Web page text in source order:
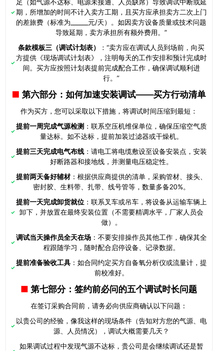
足（如气源不达标、电源未接通、人员缺席）导致调试中断或延
期，所增加的时间不计入卖方工期，且买方应承担卖方二次上门
的差旅费（标准为______元/天）。如因卖方设备质量或技术问题
导致延期，卖方承担所有额外费用。”
条款模板三（调试计划表）
：“卖方应在调试人员到场前，向买
方提供《现场调试计划表》，注明每天的工作安排和预计完成时
间。买方应按照计划表提前完成配合工作，确保调试顺利进
行。”
第六部分：如何加速安装调试——买方行动清单
作为买方，您可以采取以下措施，将调试时间压缩到最短：
提前一周完成气源检测 ：联系空压机维保单位，确保压缩空气质
量达标。如不达标，提前加装过滤器或干燥机。
提前三天完成电气布线：请电工将电缆敷设至设备安装点，安装
好断路器和接地线，并测量电压稳定性。
提前两天备好辅材：根据供应商提供的清单，采购管材、接头、
密封胶、生料带、扎带、线号管等，数量多备20%。
提前一天完成卸货就位：联系叉车或吊车，将设备从运输车辆上
卸下，并放置在最终安装位置（不需要精调水平，厂家人员会
做）。
调试当天操作员全天在场：不要安排操作员其他工作，确保其全
程跟随学习，随时配合启停设备、记录数据。
提前准备验收工具：如合同约定买方自备氧分析仪或流量计，提
前校准好。
第七部分：签约前必问的五个调试时长问题
在签订采购合同前，请务必向供应商确认以下问题：
以贵公司的经验，像我这样的现场条件（告知对方您的气源、电
源、人员情况），调试大概需要几天？
如果调试过程中发现气源不达标，贵公司是会继续调试还是暂